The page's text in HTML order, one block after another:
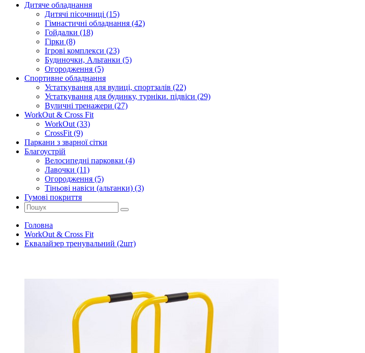
Дитяче обладнання
Дитячі пісочниці (15)
Гімнастичні обладнання (42)
Гойдалки (18)
Гірки (8)
Ігрові комплекси (23)
Будиночки, Альтанки (5)
Огородження (5)
Спортивне обладнання
Устаткування для вулиці, спортзалів (22)
Устаткування для будинку, турніки. підвіси (29)
Вуличні тренажери (27)
WorkOut & Cross Fit
WorkOut (33)
CrossFit (9)
Паркани з зварної сітки
Благоустрій
Велосипедні парковки (4)
Лавочки (11)
Огородження (5)
Тіньові навіси (альтанки) (3)
Гумові покриття
Головна
WorkOut & Cross Fit
Еквалайзер тренувальний (2шт)